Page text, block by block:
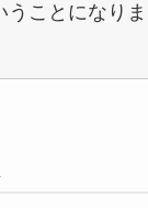
うことになりま